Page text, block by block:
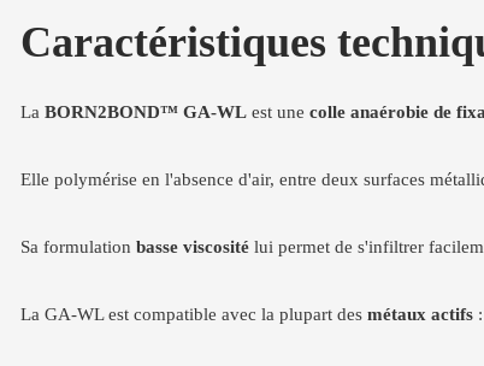
Caractéristiques
La BORN2BOND™ GA-WL est une colle anaérobie de
Elle polymérise en l'absence d'air, entre deux surfaces
Sa formulation basse viscosité lui permet de s'infiltrer
La GA-WL est compatible avec la plupart des métaux actifs